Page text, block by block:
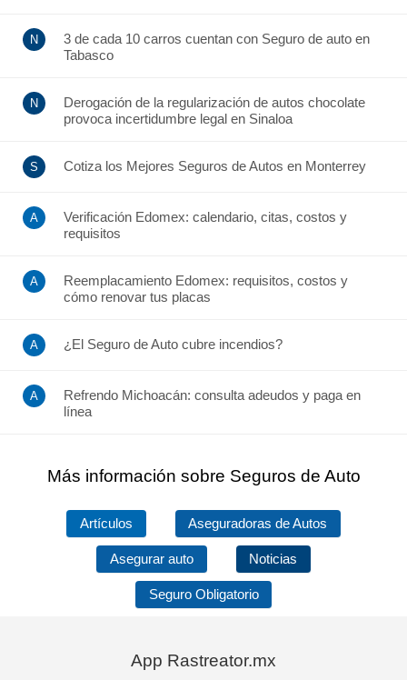
3 de cada 10 carros cuentan con Seguro de auto en
Tabasco
Derogación de la regularización de autos chocolate
provoca incertidumbre legal en Sinaloa
Cotiza los Mejores Seguros de Autos en Monterrey
Verificación Edomex: calendario, citas, costos y
requisitos
Reemplacamiento Edomex: requisitos, costos y
cómo renovar tus placas
¿El Seguro de Auto cubre incendios?
Refrendo Michoacán: consulta adeudos y paga en
línea
Más información sobre Seguros de Auto
Artículos Aseguradoras de Autos
Asegurar auto Noticias
Seguro Obligatorio
App Rastreator.mx